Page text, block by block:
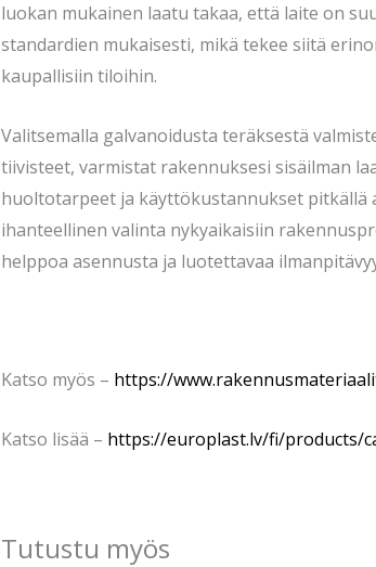
luokan mukainen laatu takaa, että laite on
standardien mukaisesti, mikä tekee siitä
kaupallisiin tiloihin.
Valitsemalla galvanoidusta teräksestä
tiivisteet, varmistat rakennuksesi sisäilman
huoltotarpeet ja käyttökustannukset pitkällä
ihanteellinen valinta nykyaikaisiin
helppoa asennusta ja luotettavaa
Katso myös – https://
Katso lisää – https://europlast.lv/fi/products/
Tutustu myös